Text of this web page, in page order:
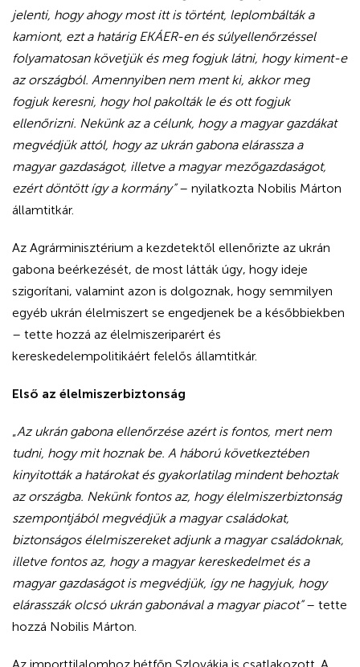
jelenti, hogy ahogy most itt is történt, leplombálták a
kamiont, ezt a határig EKÁER-en és súlyellenőrzéssel
folyamatosan követjük és meg fogjuk látni, hogy kiment-e
az országból. Amennyiben nem ment ki, akkor meg
fogjuk keresni, hogy hol pakolták le és ott fogjuk
ellenőrizni. Nekünk az a célunk, hogy a magyar gazdákat
megvédjük attól, hogy az ukrán gabona elárassza a
magyar gazdaságot, illetve a magyar mezőgazdaságot,
ezért döntött így a kormány”– nyilatkozta Nobilis Márton
államtitkár.
Az Agrárminisztérium a kezdetektől ellenőrizte az ukrán
gabona beérkezését, de most látták úgy, hogy ideje
szigorítani, valamint azon is dolgoznak, hogy semmilyen
egyéb ukrán élelmiszert se engedjenek be a későbbiekben
– tette hozzá az élelmiszeriparért és
kereskedelempolitikáért felelős államtitkár.
Első az élelmiszerbiztonság
„Az ukrán gabona ellenőrzése azért is fontos, mert nem
tudni, hogy mit hoznak be. A háború következtében
kinyitották a határokat és gyakorlatilag mindent behoztak
az országba. Nekünk fontos az, hogy élelmiszerbiztonság
szempontjából megvédjük a magyar családokat,
biztonságos élelmiszereket adjunk a magyar családoknak,
illetve fontos az, hogy a magyar kereskedelmet és a
magyar gazdaságot is megvédjük, így ne hagyjuk, hogy
elárasszák olcsó ukrán gabonával a magyar piacot”– tette
hozzá Nobilis Márton.